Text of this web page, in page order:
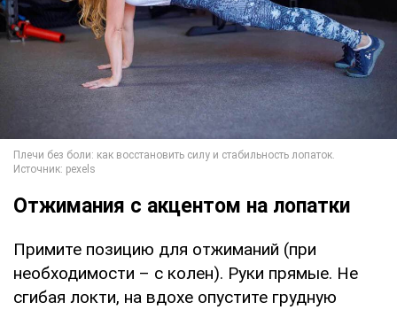
Отжимания с акцентом на лопатки
Примите позицию для отжиманий (при
необходимости – с колен). Руки прямые. Не
сгибая локти, на вдохе опустите грудную